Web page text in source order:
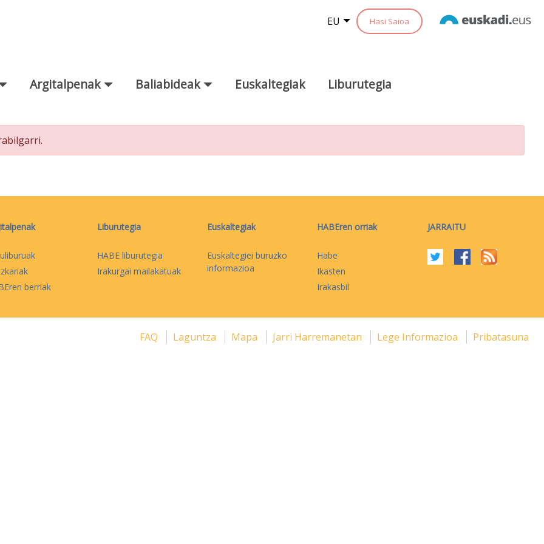
EU Hasi Saioa
Argitalpenak Baliabideak Euskaltegiak Liburutegia
berriak
Liburutegia
HABE liburutegia
Irakurgai mailakatuak
Euskaltegiak
Euskaltegiei buruzko
informazioa
HABEren orriak
Habe
Ikasten
Irakasbil
JARRAITU
FAQ Laguntza Mapa Jarri Harremanetan Lege Informazioa Pribatasuna